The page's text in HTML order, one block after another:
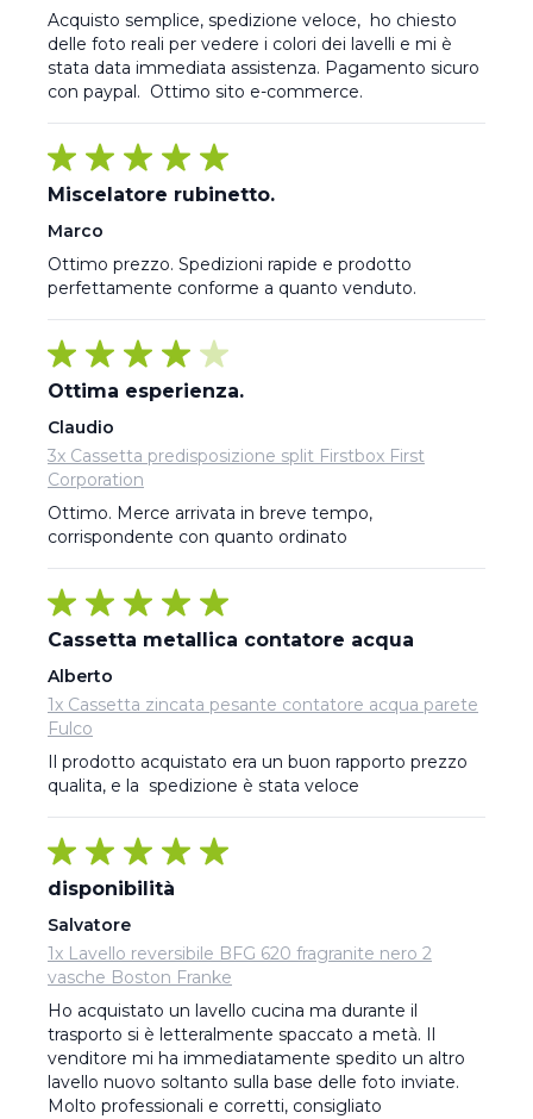
Acquisto semplice, spedizione veloce,  ho chiesto
delle foto reali per vedere i colori dei lavelli e mi è
stata data immediata assistenza. Pagamento sicuro
con paypal.  Ottimo sito e-commerce.
Miscelatore rubinetto.
Marco
Ottimo prezzo. Spedizioni rapide e prodotto
perfettamente conforme a quanto venduto.
Ottima esperienza.
Claudio
3x Cassetta predisposizione split Firstbox First
Corporation
Ottimo. Merce arrivata in breve tempo,
corrispondente con quanto ordinato
Cassetta metallica contatore acqua
Alberto
1x Cassetta zincata pesante contatore acqua parete
Fulco
Il prodotto acquistato era un buon rapporto prezzo
qualita, e la  spedizione è stata veloce
disponibilità
Salvatore
1x Lavello reversibile BFG 620 fragranite nero 2
vasche Boston Franke
Ho acquistato un lavello cucina ma durante il
trasporto si è letteralmente spaccato a metà. Il
venditore mi ha immediatamente spedito un altro
lavello nuovo soltanto sulla base delle foto inviate.
Molto professionali e corretti, consigliato